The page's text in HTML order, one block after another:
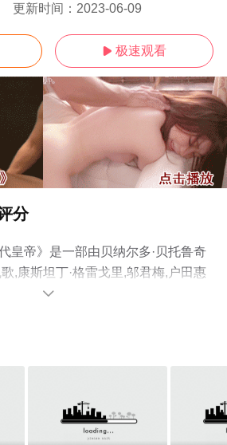
更新时间： 2023-06-09
 极速观看
分
皇帝》是一部由贝纳尔多·贝托鲁奇
,康斯坦丁·格雷戈里,邬君梅,户田惠
民,彼得·奥图尔,蔡鸿翔,里克·扬,区亨
杰德,理查德·吴,皱缇格,鲍皓昕,黄文
、电视猫或剧情网等平台了解。
